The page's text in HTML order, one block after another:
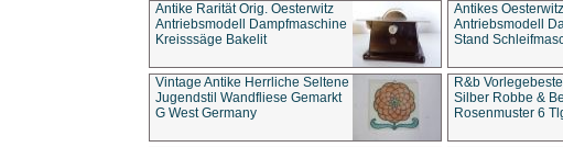
Antike Rarität Orig. Oesterwitz
Antriebsmodell Dampfmaschine
Kreisssäge Bakelit
Antikes Oesterwitz
Antriebsmodell
Stand
Vintage Antike Herrliche Seltene
Jugendstil Wandfliese Gemarkt
G West Germany
R&b
Silber Robbe &
Rosenmuster 6